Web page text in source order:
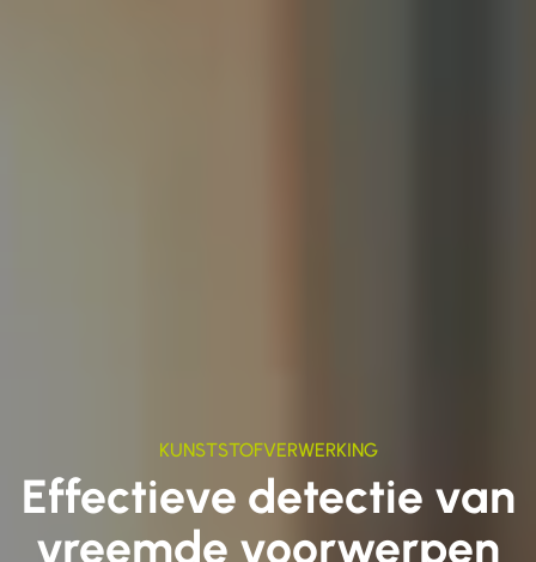
KUNSTSTOFVERWERKING
Effectieve detectie van
vreemde voorwerpen